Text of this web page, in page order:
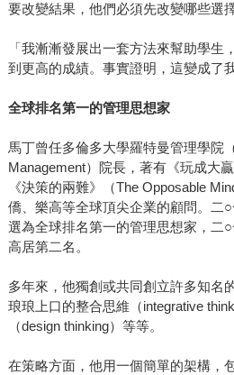
要改變結果，他們必須先改變哪些選擇
「我漸漸發展出一套方法來幫助學生
到更高的成績。事實證明，這變成了
全球排名第一的管理思想家
馬丁曾任多倫多大學羅特曼管理學院
Management）院長，著有《玩成大
《決策的兩難》（The Opposable
僑、樂高等全球頂尖企業的顧問。二
選為全球排名第一的管理思想家，二
高居第二名。
多年來，他獨創或共同創立許多知名
琅琅上口的整合思維（integrative
（design thinking）等等。
在策略方面，他用一個簡單的架構，